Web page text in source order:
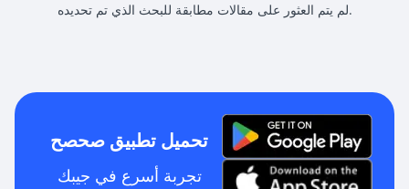
لم يتم العثور على مقالات مطابقة للبحث الذي تم تحديده.
تحميل تطبيق صحصح
تجربة أسرع في جيبك